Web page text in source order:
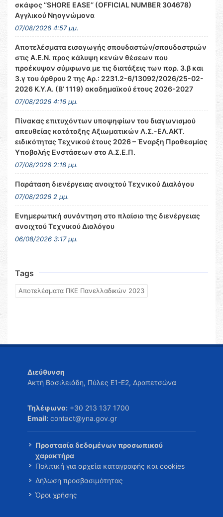
σκάφος ‘’SHORE EASE’’ (OFFICIAL NUMBER 304678)
Αγγλικού Νηογνώμονα
07/08/2026 4:57 μμ.
Αποτελέσματα εισαγωγής σπουδαστών/σπουδαστριών
στις Α.Ε.Ν. προς κάλυψη κενών θέσεων που
προέκυψαν σύμφωνα με τις διατάξεις των παρ. 3.β και
3.γ του άρθρου 2 της Αρ.: 2231.2-6/13092/2026/25-02-
2026 Κ.Υ.Α. (Β’ 1119) ακαδημαϊκού έτους 2026-2027
07/08/2026 4:16 μμ.
Πίνακας επιτυχόντων υποψηφίων του διαγωνισμού
απευθείας κατάταξης Αξιωματικών Λ.Σ.-ΕΛ.ΑΚΤ.
ειδικότητας Τεχνικού έτους 2026 – Έναρξη Προθεσμίας
Υποβολής Ενστάσεων στο Α.Σ.Ε.Π.
07/08/2026 2:18 μμ.
Παράταση διενέργειας ανοιχτού Τεχνικού Διαλόγου
07/08/2026 2 μμ.
Ενημερωτική συνάντηση στο πλαίσιο της διενέργειας
ανοιχτού Τεχνικού Διαλόγου
06/08/2026 3:17 μμ.
Tags
Αποτελέσματα ΠΚΕ Πανελλαδικών 2023
Διεύθυνση
Ακτή Βασιλειάδη, Πύλες Ε1-Ε2, Δραπετσώνα
Τηλέφωνο: +30 213 137 1700
Email: contact@yna.gov.gr
Προστασία δεδομένων προσωπικού
χαρακτήρα
Πολιτική για αρχεία καταγραφής και cookies
Δήλωση προσβασιμότητας
Όροι χρήσης